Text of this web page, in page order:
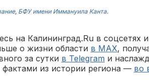
, БФУ имени Иммануила Канта.
на Калининград.Ru в соцсетях
о жизни области в MAX,
за сутки в Telegram и
из истории региона — во